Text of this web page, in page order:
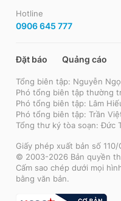
Hotline
0906 645 777
Đặt báo Quảng cáo
Tổng biên tập: Nguyễn
Phó tổng biên tập thường
Phó tổng biên tập: Lâm
Phó tổng biên tập: Trần
Tổng thư ký tòa soạn: Đức
Giấy phép xuất bản số
© 2003-2026 Bản quyền
Cấm sao chép dưới mọi
bằng văn bản.